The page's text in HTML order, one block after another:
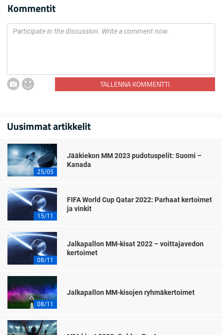
Kommentit
TALLENNA KOMMENTTI
Uusimmat artikkelit
25/05
Jääkiekon MM 2023 pudotuspelit: Suomi –
Kanada
15/11
FIFA World Cup Qatar 2022: Parhaat kertoimet
ja vinkit
08/11
Jalkapallon MM-kisat 2022 – voittajavedon
kertoimet
08/11
Jalkapallon MM-kisojen ryhmäkertoimet